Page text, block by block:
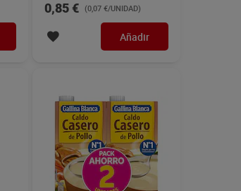
0,85 € (0,07 €/UNIDAD)
Añadir